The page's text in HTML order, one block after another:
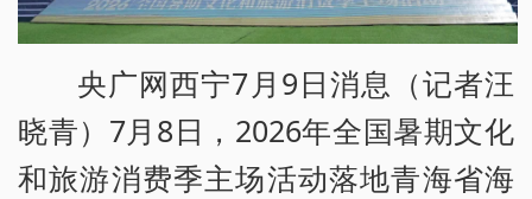
央广网西宁7月9日消息（记者汪
晓青）7月8日，2026年全国暑期文化
和旅游消费季主场活动落地青海省海